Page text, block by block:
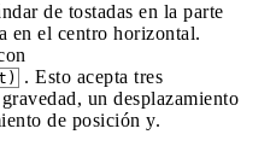
de tostadas en la parte
en el centro horizontal.
. Esto acepta tres
un desplazamiento
de posición y.